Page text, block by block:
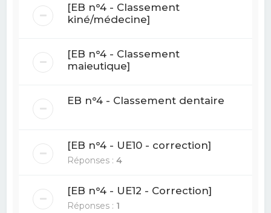
[EB n°4 - Classement
kiné/médecine]
[EB n°4 - Classement
maieutique]
EB n°4 - Classement dentaire
[EB n°4 - UE10 - correction]
Réponses :4
[EB n°4 - UE12 - Correction]
Réponses : 1